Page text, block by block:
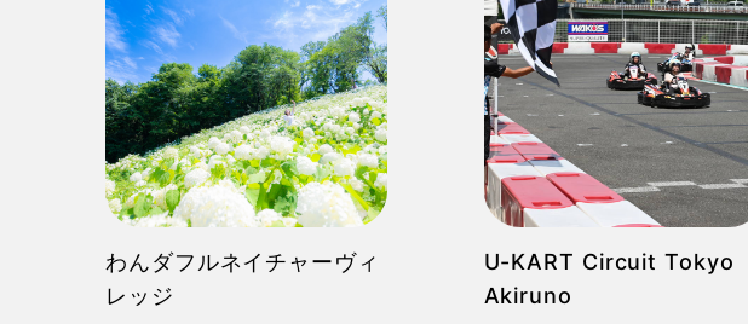
わんダフルネイチャーヴィ
レッジ
U-KART Circuit Tokyo
Akiruno